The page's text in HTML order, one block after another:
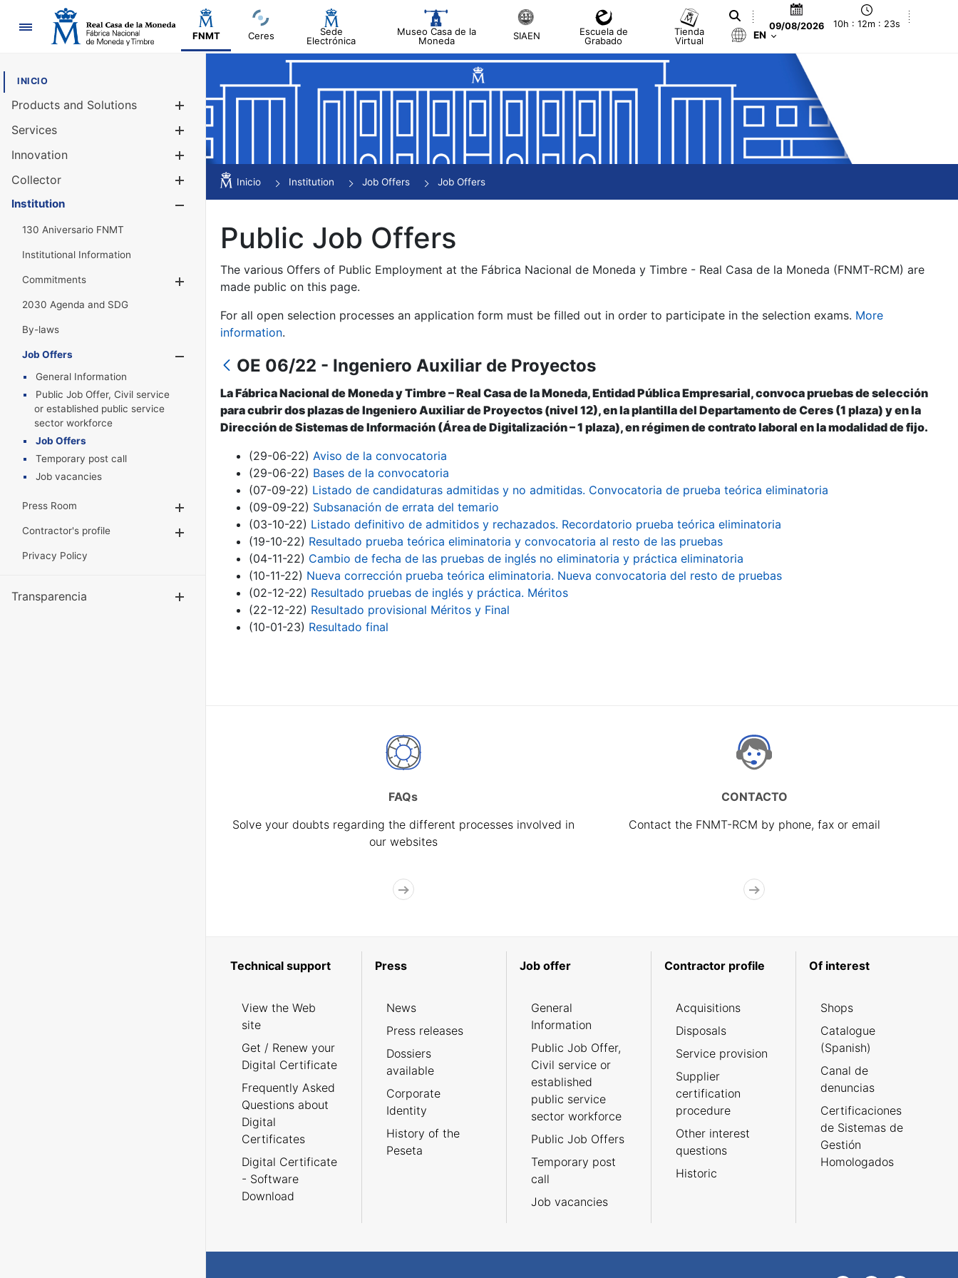
Navigation
FNMT Ceres
Sede
Electrónica
Museo Casa de la
Moneda
SIAEN
Escuela de
Grabado
Tienda
Virtual
09/08/2026 10h : 12m : 23s
EN
INICIO
Products and Solutions
Services
Innovation
Collector
Show/Hide
Institution
130 Aniversario FNMT
Institutional Information
Commitments
Show/Hide
2030 Agenda and SDG
By-laws
Job Offers
Show/Hide
General Information
Public Job Offer, Civil service
or established public service
sector workforce
Job Offers
Temporary post call
Job vacancies
Press Room
Show/Hide
Contractor's profile
Show/Hide
Privacy Policy
Transparencia Show/Hide
Inicio Institution Job Offers Job Offers
Public Job Offers
The various Offers of Public Employment at the Fábrica Nacional de Moneda y Timbre - Real Casa de la Moneda (FNMT-RCM) are
made public on this page.
For all open selection processes an application form must be filled out in order to participate in the selection exams. More
information.
OE 06/22 - Ingeniero Auxiliar de Proyectos
La Fábrica Nacional de Moneda y Timbre – Real Casa de la Moneda, Entidad Pública Empresarial, convoca pruebas de selección
para cubrir dos plazas de Ingeniero Auxiliar de Proyectos (nivel 12), en la plantilla del Departamento de Ceres (1 plaza) y en la
Dirección de Sistemas de Información (Área de Digitalización – 1 plaza), en régimen de contrato laboral en la modalidad de fijo.
(29-06-22) Aviso de la convocatoria
(29-06-22) Bases de la convocatoria
(07-09-22) Listado de candidaturas admitidas y no admitidas. Convocatoria de prueba teórica eliminatoria
(09-09-22) Subsanación de errata del temario
(03-10-22) Listado definitivo de admitidos y rechazados. Recordatorio prueba teórica eliminatoria
(19-10-22) Resultado prueba teórica eliminatoria y convocatoria al resto de las pruebas
(04-11-22) Cambio de fecha de las pruebas de inglés no eliminatoria y práctica eliminatoria
(10-11-22) Nueva corrección prueba teórica eliminatoria. Nueva convocatoria del resto de pruebas
(02-12-22) Resultado pruebas de inglés y práctica. Méritos
(22-12-22) Resultado provisional Méritos y Final
(10-01-23) Resultado final
FAQs
Solve your doubts regarding the different processes involved in
our websites
CONTACTO
Contact the FNMT-RCM by phone, fax or email
Technical support
View the Web
site
Get / Renew your
Digital Certificate
Frequently Asked
Questions about
Digital
Certificates
Digital Certificate
- Software
Download
Press
News
Press releases
Dossiers
available
Corporate
Identity
History of the
Peseta
Job offer
General
Information
Public Job Offer,
Civil service or
established
public service
sector workforce
Public Job Offers
Temporary post
call
Job vacancies
Contractor profile
Acquisitions
Disposals
Service provision
Supplier
certification
procedure
Other interest
questions
Historic
Of interest
Shops
Catalogue
(Spanish)
Canal de
denuncias
Certificaciones
de Sistemas de
Gestión
Homologados